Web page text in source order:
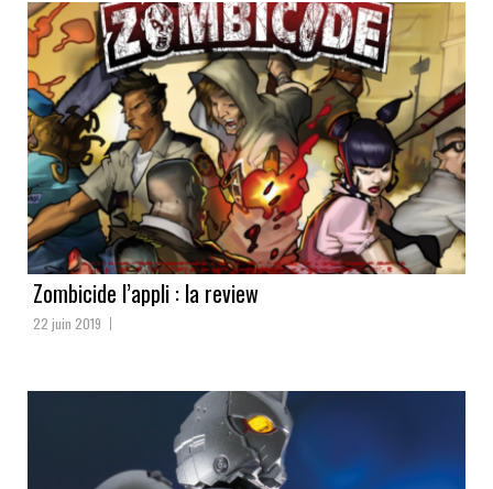
Zombicide l’appli : la review
22 juin 2019